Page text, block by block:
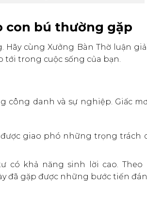
con bú thường gặp
cùng Xưởng Bàn Thờ luận
trong cuộc sống của bạn.
công danh và sự nghiệp. Giấc
giao phó những trọng trách
có khả năng sinh lời cao. Theo
đã gặp được những bước tiến